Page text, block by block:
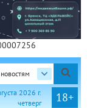
18+
2026 г.
четверг